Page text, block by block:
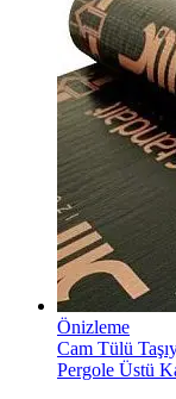
Önizleme
Cam Tülü
Pergole Üstü